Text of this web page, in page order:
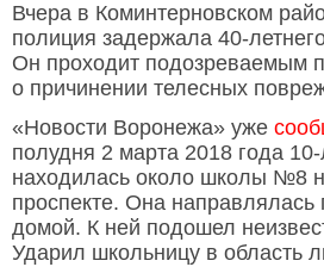
Вчера в Коминтерновском
полиция задержала 40-
Он проходит подозреваемым
о причинении телесных
«Новости Воронежа» уже
полудня 2 марта 2018 года
находилась около школы №8
проспекте. Она направлялась
домой. К ней подошел
Ударил школьницу в область